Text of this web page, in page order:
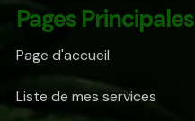
Pages Principales
Page d'accueil
Liste de mes services